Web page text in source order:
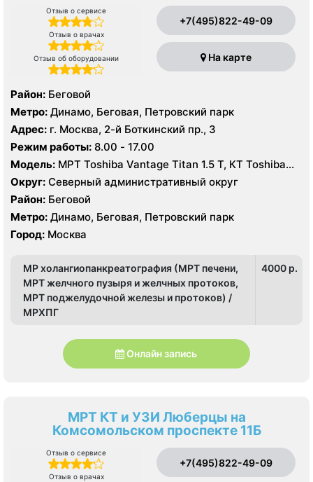
Отзыв о сервисе
Отзыв о врачах
Отзыв об оборудовании
+7(495)822-49-09
На карте
Район: Беговой
Метро: Динамо, Беговая, Петровский парк
Адрес: г. Москва, 2-й Боткинский пр., 3
Режим работы: 8.00 - 17.00
Модель: МРТ Toshiba Vantage Titan 1.5 T, КТ Toshiba
Aquilion Prime 160 срезов, УЗИ GE Vivid T8
Округ: Северный административный округ
Район: Беговой
Метро: Динамо, Беговая, Петровский парк
Город: Москва
МР холангиопанкреатография (МРТ печени,
МРТ желчного пузыря и желчных протоков,
МРТ поджелудочной железы и протоков) /
МРХПГ
4000 p.
Онлайн запись
МРТ КТ и УЗИ Люберцы на
Комсомольском проспекте 11Б
Отзыв о сервисе
Отзыв о врачах
+7(495)822-49-09